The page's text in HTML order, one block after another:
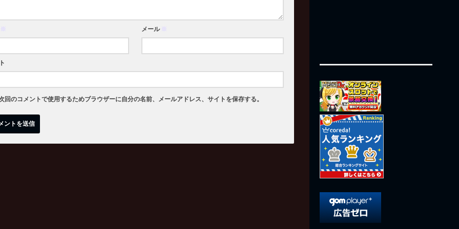
※ メール ※
回のコメントで使用するためブラウザーに自分の名前、メールアドレス、サイトを保存する。